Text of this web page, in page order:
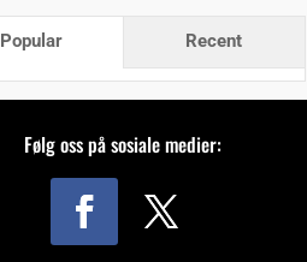
Popular Recent
Følg oss på sosiale medier: